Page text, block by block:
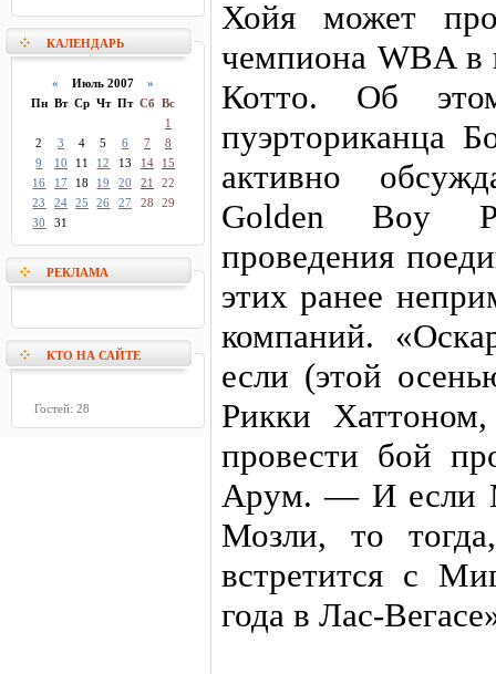
КАЛЕНДАРЬ
« Июль 2007 »
Пн Вт Ср Чт Пт Сб Вс
1
2
3 4 5 6 7
8
9
10 11 12 13 14
15
16
17 18 19 20 21
22
23
24 25 26 27 28
29
30
31
РЕКЛАМА
КТО НА САЙТЕ
Гостей: 28
Хойя может
чемпиона WBA в
Котто. Об
пуэрториканца
активно
Golden Boy
проведения
этих ранее
компаний.
если (этой
Рикки
провести бой
Арум. — И если
Мозли, то
встретится с
года в Лас-